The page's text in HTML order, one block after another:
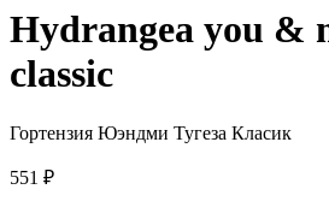
Hydrangea you &
classic
Гортензия Юэндми Тугеза Класик
551 ₽